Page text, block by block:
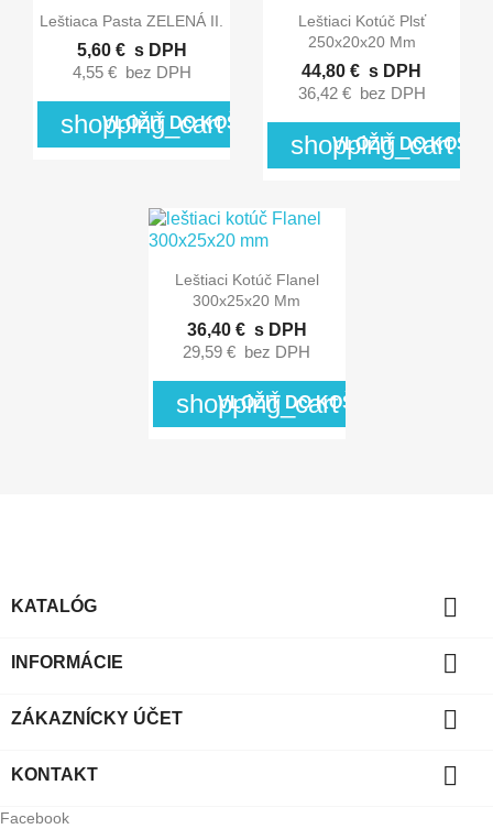
 Rýchly náhľad
Leštiaca Pasta ZELENÁ II.
5,60 € s DPH
4,55 € bez DPH
shopping_cart
VLOŽIŤ DO KOŠÍKA
 Rýchly náhľad
Leštiaci Kotúč Plsť
250x20x20 Mm
44,80 € s DPH
36,42 € bez DPH
shopping_cart
VLOŽIŤ DO
 Rýchly náhľad
Leštiaci Kotúč Flanel
300x25x20 Mm
36,40 € s DPH
29,59 € bez DPH
shopping_cart
VLOŽIŤ DO KOŠÍKA
KATALÓG 
INFORMÁCIE 
ZÁKAZNÍCKY ÚČET 
KONTAKT 
Facebook